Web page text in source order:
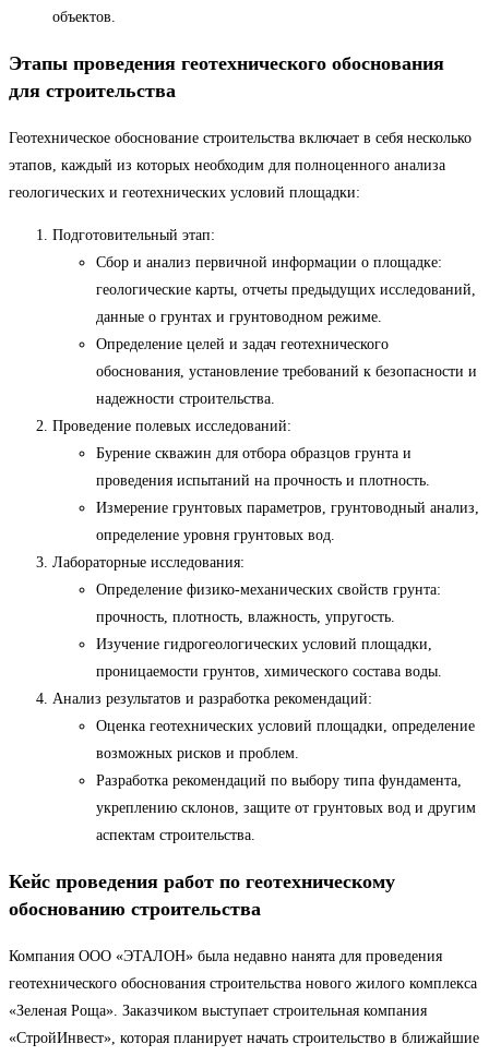
объектов.
Этапы проведения геотехнического обоснования
для строительства
Геотехническое обоснование строительства включает в себя несколько
этапов, каждый из которых необходим для полноценного анализа
геологических и геотехнических условий площадки:
Подготовительный этап:
Сбор и анализ первичной информации о площадке:
геологические карты, отчеты предыдущих исследований,
данные о грунтах и грунтоводном режиме.
Определение целей и задач геотехнического
обоснования, установление требований к безопасности и
надежности строительства.
Проведение полевых исследований:
Бурение скважин для отбора образцов грунта и
проведения испытаний на прочность и плотность.
Измерение грунтовых параметров, грунтоводный анализ,
определение уровня грунтовых вод.
Лабораторные исследования:
Определение физико-механических свойств грунта:
прочность, плотность, влажность, упругость.
Изучение гидрогеологических условий площадки,
проницаемости грунтов, химического состава воды.
Анализ результатов и разработка рекомендаций:
Оценка геотехнических условий площадки, определение
возможных рисков и проблем.
Разработка рекомендаций по выбору типа фундамента,
укреплению склонов, защите от грунтовых вод и другим
аспектам строительства.
Кейс проведения работ по геотехническому
обоснованию строительства
Компания ООО «ЭТАЛОН» была недавно нанята для проведения
геотехнического обоснования строительства нового жилого комплекса
«Зеленая Роща». Заказчиком выступает строительная компания
«СтройИнвест», которая планирует начать строительство в ближайшие